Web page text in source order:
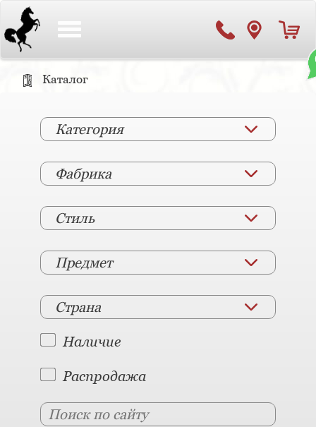
Каталог
Категория
Фабрика
Стиль
Предмет
Страна
Наличие
Распродажа